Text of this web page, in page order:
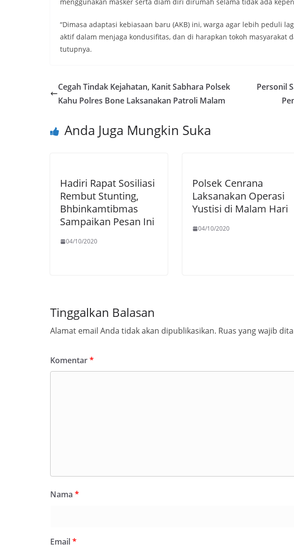
“Dimasa adaptasi kebiasaan baru (AKB) ini, warga agar lebih peduli
aktif dalam menjaga kondusifitas, dan di harapkan tokoh masyarakat
tutupnya.
Cegah Tindak Kejahatan, Kanit Sabhara Polsek
Kahu Polres Bone Laksanakan Patroli Malam
Personil
Anda Juga Mungkin Suka
Hadiri Rapat Sosiliasi
Rembut Stunting,
Bhbinkamtibmas
Sampaikan Pesan Ini
04/10/2020
Polsek Cenrana
Laksanakan Operasi
Yustisi di Malam Hari
04/10/2020
Tinggalkan Balasan
Alamat email Anda tidak akan dipublikasikan. Ruas yang wajib
Komentar*
Nama *
Email*